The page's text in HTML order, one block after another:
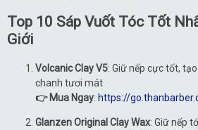
Top 10 Sáp Vuốt Tóc Tốt
Giới
Volcanic Clay V5: Giữ nếp cực tốt,
chanh tươi mát
👉 Mua Ngay: https://
Glanzen Original Clay Wax: Giữ nếp